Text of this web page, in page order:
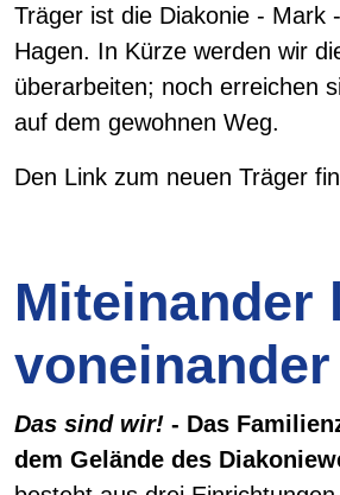
Träger ist die Diakonie - Mark
Hagen. In Kürze werden wir
überarbeiten; noch erreichen
auf dem gewohnen Weg.
Den Link zum neuen Träger
Miteinander
Das sind wir! - Das
dem Gelände des